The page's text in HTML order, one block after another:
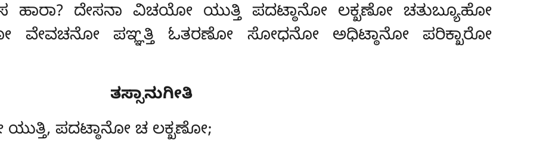
ಹಾರಾ? ದೇಸನಾ ವಿಚಯೋ ಯುತ್ತಿ ಪದಟ್ಠಾನೋ ಲಕ್ಖಣೋ ಚತುಬ್ಯೂಹೋ
ವೇವಚನೋ ಪಞ್ಞತ್ತಿಓತರಣೋ ಸೋಧನೋ ಅಧಿಟ್ಠಾನೋ ಪರಿಕ್ಖಾರೋ
ತಸ್ಸಾನುಗೀತಿ
ಪದಟ್ಠಾನೋ ಚ ಲಕ್ಖಣೋ;